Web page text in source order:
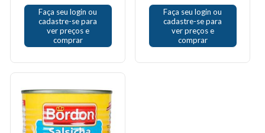
Faça seu login ou
cadastre-se para
ver preços e
comprar
Faça seu login ou
cadastre-se para
ver preços e
comprar